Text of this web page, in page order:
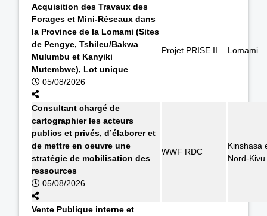
Acquisition des Travaux des
Forages et Mini-Réseaux dans
la Province de la Lomami (Sites
de Pengye, Tshileu/Bakwa
Mulumbu et Kanyiki
Mutembwe), Lot unique
05/08/2026
Projet PRISE II Lomami
Consultant chargé de
cartographier les acteurs
publics et privés, d’élaborer et
de mettre en oeuvre une
stratégie de mobilisation des
ressources
05/08/2026
WWF RDC
Kinshasa
Nord-Kivu
Vente Publique interne et